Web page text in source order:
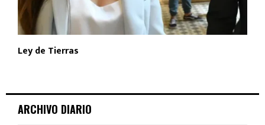
Ley de Tierras
ARCHIVO DIARIO